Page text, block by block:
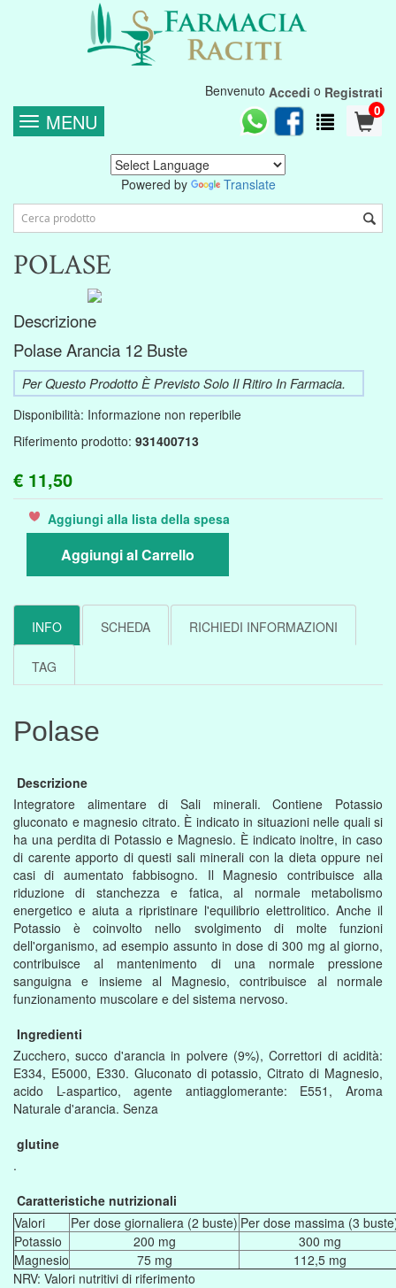
Benvenuto Accedi o Registrati
0
MENU
Powered by Translate
POLASE
Descrizione
Polase Arancia 12 Buste
Per Questo Prodotto È Previsto Solo Il Ritiro In Farmacia.
Disponibilità: Informazione non reperibile
Riferimento prodotto: 931400713
€ 11,50
Aggiungi alla lista della spesa
Aggiungi al Carrello
INFO SCHEDA RICHIEDI INFORMAZIONI
TAG
Polase
Descrizione
Integratore alimentare di Sali minerali. Contiene Potassio
gluconato e magnesio citrato. È indicato in situazioni nelle quali si
ha una perdita di Potassio e Magnesio. È indicato inoltre, in caso
di carente apporto di questi sali minerali con la dieta oppure nei
casi di aumentato fabbisogno. Il Magnesio contribuisce alla
riduzione di stanchezza e fatica, al normale metabolismo
energetico e aiuta a ripristinare l'equilibrio elettrolitico. Anche il
Potassio è coinvolto nello svolgimento di molte funzioni
dell'organismo, ad esempio assunto in dose di 300 mg al giorno,
contribuisce al mantenimento di una normale pressione
sanguigna e insieme al Magnesio, contribuisce al normale
funzionamento muscolare e del sistema nervoso.
Ingredienti
Zucchero, succo d'arancia in polvere (9%), Correttori di acidità:
E334, E5000, E330. Gluconato di potassio, Citrato di Magnesio,
acido L-aspartico, agente antiagglomerante: E551, Aroma
Naturale d'arancia. Senza
glutine
.
Caratteristiche nutrizionali
Valori
Per dose giornaliera (2 buste) Per dose massima (3
Potassio
200 mg
300 mg
Magnesio
75 mg
112,5 mg
NRV: Valori nutritivi di riferimento